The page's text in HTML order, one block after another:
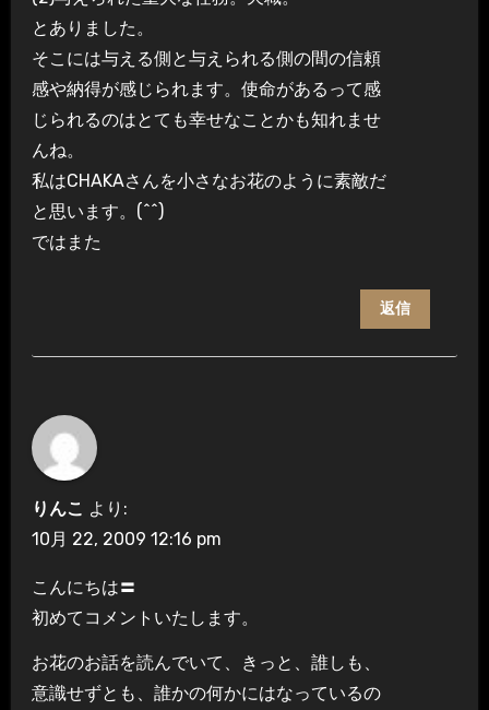
とありました。
そこには与える側と与えられる側の間の信頼
感や納得が感じられます。使命があるって感
じられるのはとても幸せなことかも知れませ
んね。
私はCHAKAさんを小さなお花のように素敵だ
と思います。(^^)
ではまた
返信
りんこ より:
10月 22, 2009 12:16 pm
こんにちは〓
初めてコメントいたします。
お花のお話を読んでいて、きっと、誰しも、
意識せずとも、誰かの何かにはなっているの